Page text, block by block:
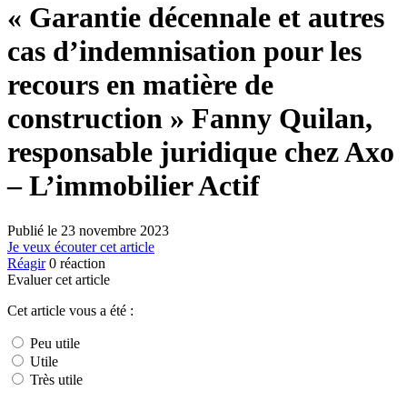
« Garantie décennale et autres
cas d’indemnisation pour les
recours en matière de
construction » Fanny Quilan,
responsable juridique chez Axo
– L’immobilier Actif
Publié le 23 novembre 2023
Je veux écouter cet article
Réagir 0 réaction
Evaluer cet article
Cet article vous a été :
Peu utile
Utile
Très utile